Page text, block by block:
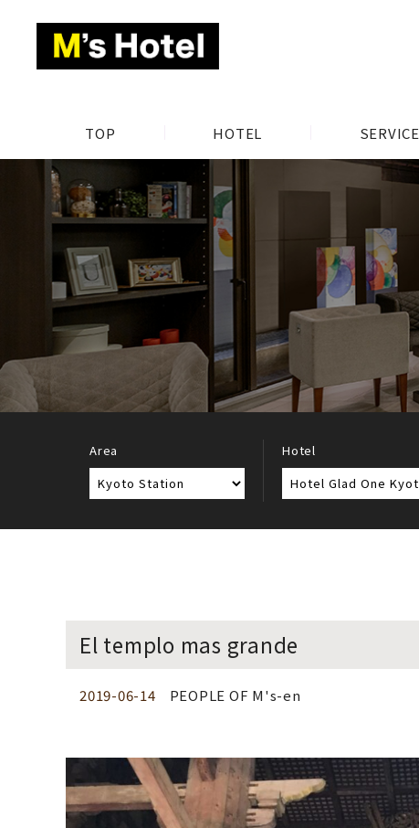
TOP HOTEL SERVICE
Area Hotel
El templo mas grande
2019-06-14 PEOPLE OF M's-en